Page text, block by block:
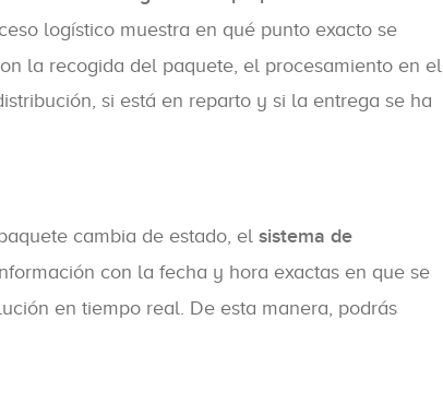
logístico muestra en qué punto exacto se
la recogida del paquete, el procesamiento en el
si está en reparto y si la entrega se ha
cambia de estado, el sistema de
con la fecha y hora exactas en que se
en tiempo real. De esta manera, podrás